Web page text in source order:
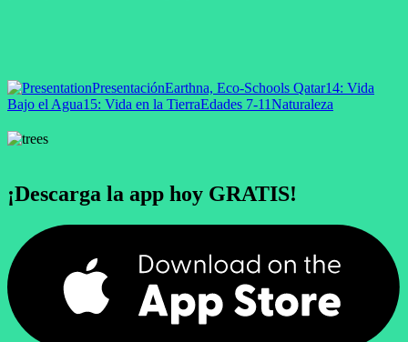
PresentaciónEarthna, Eco-Schools Qatar14: Vida
Bajo el Agua15: Vida en la TierraEdades 7-11Naturaleza
¡Descarga la app hoy GRATIS!